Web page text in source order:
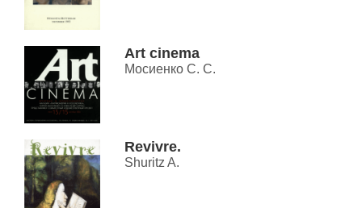
Art cinema
Мосиенко С. С.
Revivre.
Shuritz A.